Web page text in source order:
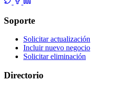
Soporte
Solicitar actualización
Incluir nuevo negocio
Solicitar eliminación
Directorio